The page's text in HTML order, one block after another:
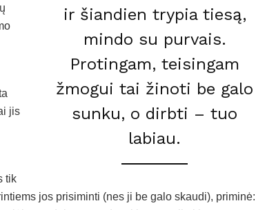
ir šiandien trypia tiesą,
mindo su purvais.
Protingam, teisingam
žmogui tai žinoti be galo
sunku, o dirbti – tuo
labiau.
jis
tik
jos prisiminti (nes ji be galo skaudi), priminė: